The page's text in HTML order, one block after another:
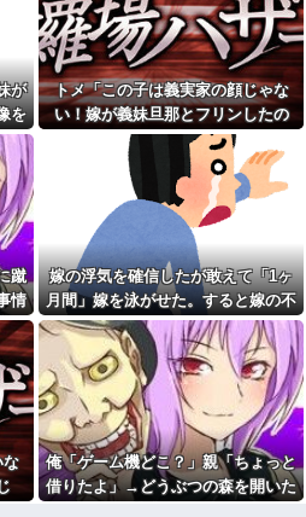
てた人がいた
理想と現実#2
理想と現実#2
『暗黒騎士ガイア』って今思
えば微妙なカードだよな他
「やりますよ！」と返事だけ
は一丁前なのに全く動かない職
場の無能、催促しても放置→引
き取ろうとすると「申し訳ない
からやる」と拒否…やる気ない
なら引き受けるなよ・・・
【衝撃】川口被告(19)に無期懲
役 江別大学生殺人事件、19歳
で取り返しのつかない代償を背
負うことに
やった事を私に逐一報告して
「お義姉さん凄いです」と言う
まで解放してくれない義兄嫁。
そんな義兄嫁のこと、今日でさ
らに嫌いになりました。その理
由→
主人の通帳を見たら、１０年
間仕送りしている女性がいた。
主人に問い詰めたら、白状して...
100均のレジで「白ありません
か？」と質問し、列をストップ
が
を
あ
し
トメ「この子は義実家の顔じゃな
い！嫁が義妹旦那とフリンしたの
よ！」私「DNA鑑定します？」義妹
旦那「もちろんです」→結果…
蹴
情
自
嫁の浮気を確信したが敢えて「1ヶ
月間」嫁を泳がせた。すると嫁の不
倫がトンデモないことに...
な
俺「ゲーム機どこ？」親「ちょっと
借りたよ」→どうぶつの森を開いた